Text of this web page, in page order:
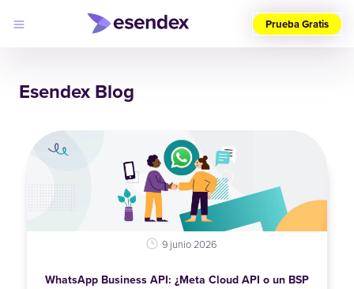
país
Productos
Soluciones
Precios
Por qué
Log
in
Prueba Gratis
Esendex Blog
9 junio 2026
WhatsApp Business API: ¿Meta Cloud API o un BSP